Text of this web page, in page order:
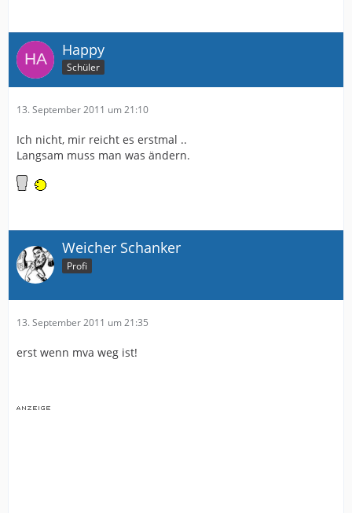
Happy
Schüler
13. September 2011 um 21:10
Ich nicht, mir reicht es erstmal ..
Langsam muss man was ändern.
Weicher Schanker
Profi
13. September 2011 um 21:35
erst wenn mva weg ist!